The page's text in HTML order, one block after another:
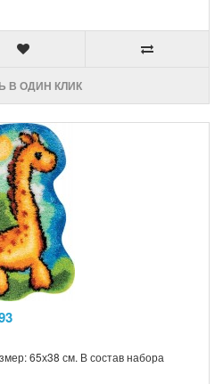
В ОДИН КЛИК
65х38 см. В состав набора